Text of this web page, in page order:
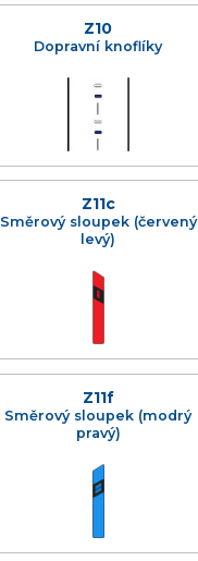
Z10
Dopravní knoflíky
Z11c
Směrový sloupek (červený
levý)
Z11f
Směrový sloupek (modrý
pravý)